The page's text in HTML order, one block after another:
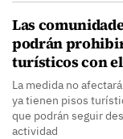
Las
podrán
turísticos con
La medida no
ya tienen pisos
que podrán seguir
actividad